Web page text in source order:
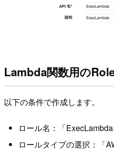
Lambda関数用の
以下の条件で作成します。
ロール名：「ExecLambda
ロールタイプの選択：「